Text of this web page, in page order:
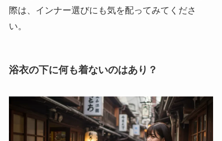
際は、インナー選びにも気を配ってみてくださ
い。
浴衣の下に何も着ないのはあり？